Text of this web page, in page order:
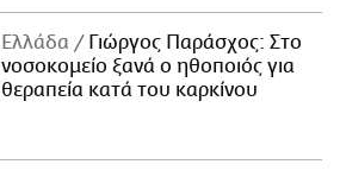
Ελλάδα
Γιώργος Παράσχος: Στο
νοσοκομείο ξανά ο ηθοποιός για
θεραπεία κατά του καρκίνου